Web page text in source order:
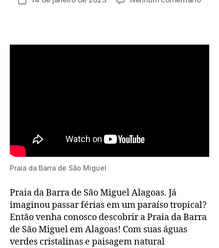
post
Praia da Barra de São Miguel
Praia da Barra de São Miguel Alagoas. Já
imaginou passar férias em um paraíso tropical?
Então venha conosco descobrir a Praia da Barra
de São Miguel em Alagoas! Com suas águas
verdes cristalinas e paisagem natural